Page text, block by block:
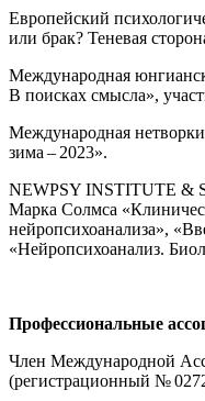
Европейский
или брак? Теневая
Международная
В поисках смысла»,
Международная
зима – 2023».
NEWPSY INSTITUTE &
Марка Солмса
нейропсихоанализа»,
«Нейропсихоанализ.
Профессиональные
Член Международной
(регистрационный №